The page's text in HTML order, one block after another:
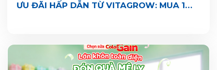
ƯU ĐÃI HẤP DẪN TỪ VITAGROW: MUA 1